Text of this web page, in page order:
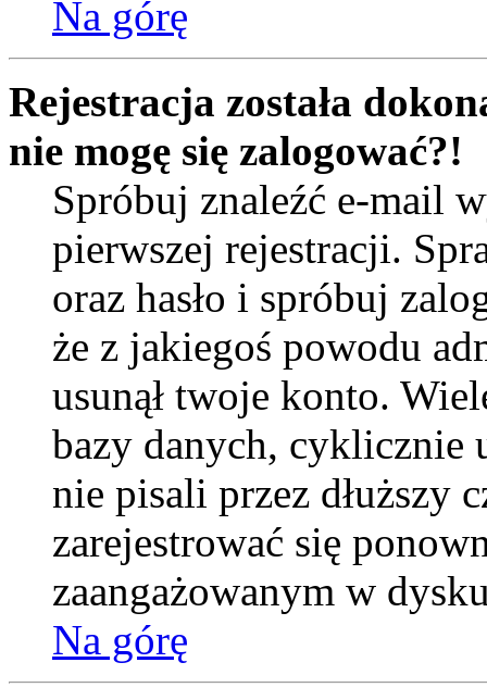
Na górę
Rejestracja została
nie mogę się zalogować?!
Spróbuj znaleźć e-mail
pierwszej rejestracji.
oraz hasło i spróbuj
że z jakiegoś powodu
usunął twoje konto.
bazy danych, cyklicznie
nie pisali przez dłuższy
zarejestrować się
zaangażowanym w
Na górę